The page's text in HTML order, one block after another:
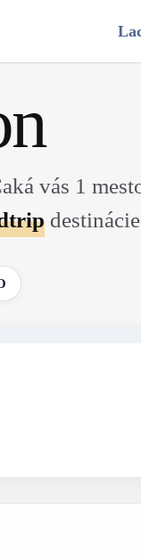
vás 1